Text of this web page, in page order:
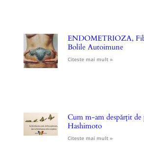
ENDOMETRIOZA,
Bolile Autoimune
Citeste mai mult »
Cum m-am despărțit de
Hashimoto
Citeste mai mult »